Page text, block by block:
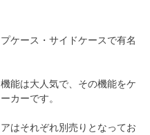
ケース・サイドケースで有名
能は大人気で、その機能をケ
カーです。
はそれぞれ別売りとなってお